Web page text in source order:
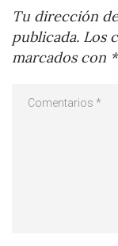
Tu dirección
publicada. Los
marcados con *